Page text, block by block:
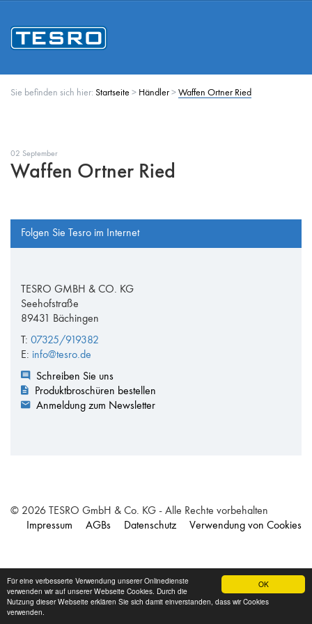
OK
Für eine verbesserte Verwendung unserer Onlinedienste
verwenden wir auf unserer Webseite Cookies. Durch die
Nutzung dieser Webseite erklären Sie sich damit einverstanden, dass wir Cookies
verwenden.
Sie befinden sich hier: Startseite > Händler > Waffen Ortner Ried
02 September
Waffen Ortner Ried
Folgen Sie Tesro im Internet
TESRO GMBH & CO. KG
Seehofstraße
89431 Bächingen
T: 07325/919382
E: info@tesro.de
Schreiben Sie uns
Produktbroschüren bestellen
Anmeldung zum Newsletter
© 2026 TESRO GmbH & Co. KG - Alle Rechte vorbehalten
Impressum
AGBs Datenschutz Verwendung von Cookies